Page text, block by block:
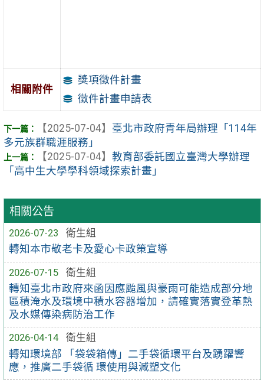
相關公告
2026-07-23
衛生組
轉知本市敬老卡及愛心卡政策宣導
2026-07-15
衛生組
轉知臺北市政府來函因應颱風與豪雨可能造成部分地
區積淹水及環境中積水容器增加，請確實落實登革熱
及水媒傳染病防治工作
2026-04-14
衛生組
轉知環境部 「袋袋箱傳」二手袋循環平台及踴躍響
應，推廣二手袋循 環使用與減塑文化
相關附件
獎項徵件計畫
徵件計畫申請表
【2025-07-04】 臺北市政府青年局辦理「114年
多元族群職涯服務」
【2025-07-04】 教育部委託國立臺灣大學辦理
「高中生大學學科領域探索計畫」